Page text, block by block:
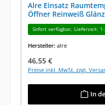
Alre Einsatz
Öffner Reinweiß
Sofort verfügbar, Lieferzeit: 1-
Hersteller: alre
Regulärer Preis:
46,55 €
Preise inkl. MwSt. zzgl.
In